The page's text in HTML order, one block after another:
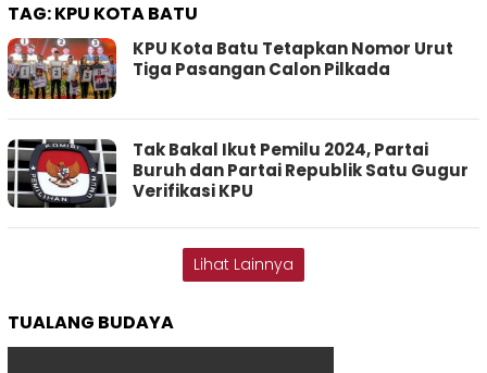
TAG:KPU KOTA BATU
KPU Kota Batu Tetapkan Nomor Urut
Tiga Pasangan Calon Pilkada
Tak Bakal Ikut Pemilu 2024, Partai
Buruh dan Partai Republik Satu Gugur
Verifikasi KPU
Lihat Lainnya
TUALANG BUDAYA